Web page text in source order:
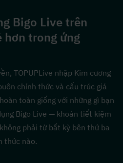
Bigo Live trên
hơn trong ứng
TOPUPLive nhập Kim cương
chính thức và cấu trúc giá
toàn giống với những gì bạn
Bigo Live — khoản tiết kiệm
phải từ bất kỳ bên thứ ba
thức nào.